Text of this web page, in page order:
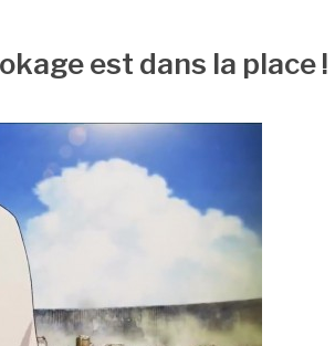
est dans la place !